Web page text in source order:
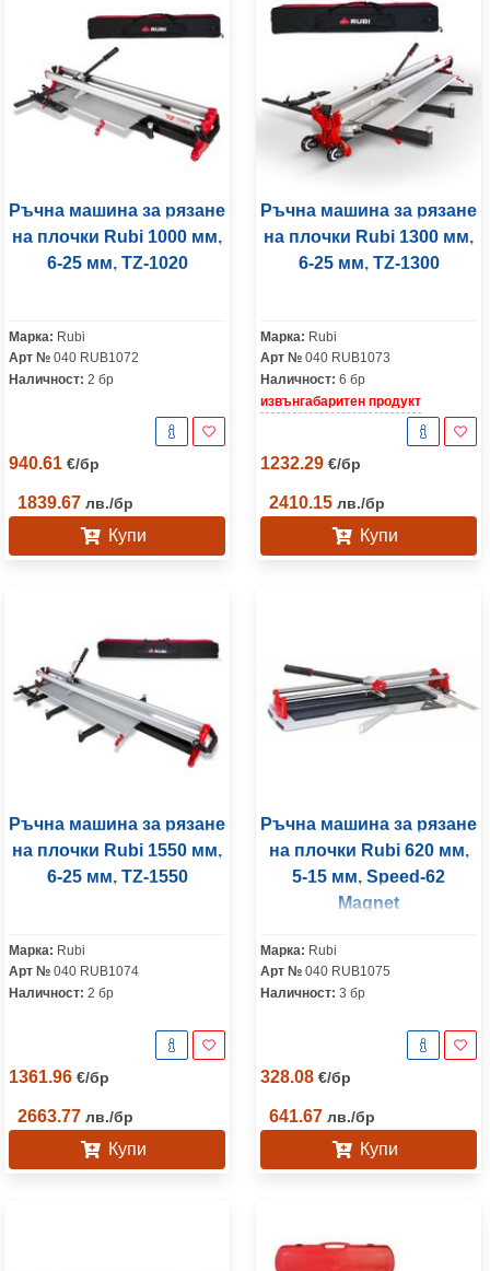
Ръчна машина за рязане
на плочки Rubi 1000 мм,
6-25 мм, TZ-1020
Марка: Rubi
Арт № 040 RUB1072
Наличност: 2 бр
940.61 €/бр
1839.67 лв./бр
Купи
Ръчна машина за рязане
на плочки Rubi 1300 мм,
6-25 мм, TZ-1300
Марка: Rubi
Арт № 040 RUB1073
Наличност: 6 бр
извънгабаритен продукт
1232.29 €/бр
2410.15 лв./бр
Купи
Ръчна машина за рязане
на плочки Rubi 1550 мм,
6-25 мм, TZ-1550
Марка: Rubi
Арт № 040 RUB1074
Наличност: 2 бр
1361.96 €/бр
2663.77 лв./бр
Купи
Ръчна машина за рязане
на плочки Rubi 620 мм,
5-15 мм, Speed-62
Magnet
Марка: Rubi
Арт № 040 RUB1075
Наличност: 3 бр
328.08 €/бр
641.67 лв./бр
Купи